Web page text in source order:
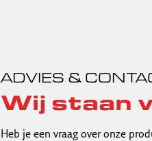
ADVIES &
Wij staan
Heb je een vraag over onze